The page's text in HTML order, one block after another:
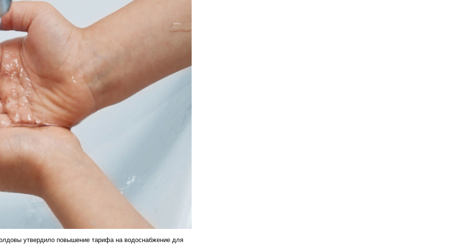
утвердило повышение тарифа на водоснабжение для